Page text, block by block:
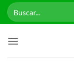
Saltar
Buscar
por: